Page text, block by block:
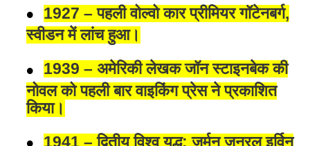
1927 – पहली वोल्वो कार प्रीमियर गॉटेनबर्ग,
स्वीडन में लांच हुआ।
1939 – अमेरिकी लेखक जॉन स्टाइनबेक की
नोवल को पहली बार वाइकिंग प्रेस ने प्रकाशित
किया।
1941 – द्वितीय विश्व युद्ध: जर्मन जनरल इर्विन